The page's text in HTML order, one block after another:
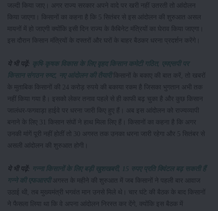
जल्दी किया जाए। अगर राज्य सरकार अपने वादे पर खरी नहीं उतरती तो आंदोलन
किया जाएगा। किसानों का कहना है कि 5 सितंबर से इस आंदोलन की शुरुआत असल
मायनों में हो जाएगी क्योंकि इसी दिन राज्य के कैबिनेट मंत्रियों का घेराव किया जाएगा।
इस दौरान किसान मंत्रियों के दफ्तरों और घरों के बाहर बैठकर धरना प्रदर्शन करेंगे।
ये भी पढ़ें: कृषि-कृषक विकास के लिए वृहद किसान कमेटी गठित, एमएसपी पर
किसान संगठन रुष्ट, नए आंदोलन की तैयारीकिसानों के बकाए की बात करें, तो खबरों
के मुताबिक किसानों की 24 करोड़ रुपये की बकाया रकम है जिसका भुगतान अभी तक
नहीं किया गया है। इसको लेकर तनाव पहले से ही काफी बढ़ चुका है और कुछ किसान
जालंधर-फगवाड़ा हाईवे पर धरना जारी किए हुए हैं। अब इस आंदोलन को राज्यव्यापी
बनाने के लिए 31 किसान संघों ने हाथ मिला लिए हैं। किसानों का कहना है कि अगर
उनकी मांगें पूरी नहीं होतीं तो 30 अगस्त तक उनका धरना जारी रहेगा और 5 सितंबर से
असली आंदोलन की शुरुआत होगी।
ये भी पढ़ें: गन्ना किसानों के लिए बड़ी खुशखबरी, 15 रुपए प्रति क्विंटल बढ़ सकती हैं
गन्ने की एफआरपी
अगस्त के महीने की शुरुआत में जब किसानों ने पहली बार आवाज
उठाई थी, तब मुख्यमंत्री भगवंत मान उनसे मिले थे। चार घंटे की बैठक के बाद किसानों
ने फैसला लिया था कि वे अपना आंदोलन निरस्त कर देंगे, क्योंकि इस बैठक में